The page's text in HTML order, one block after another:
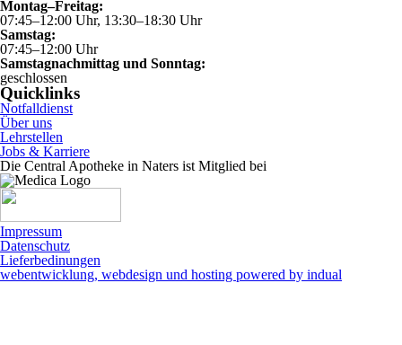
Montag–Freitag:
07:45–12:00 Uhr, 13:30–18:30 Uhr
Samstag:
07:45–12:00 Uhr
Samstagnachmittag und Sonntag:
geschlossen
Quicklinks
Notfalldienst
Über uns
Lehrstellen
Jobs & Karriere
Die Central Apotheke in Naters ist Mitglied bei
Impressum
Datenschutz
Lieferbedinungen
webentwicklung, webdesign und hosting powered by indual